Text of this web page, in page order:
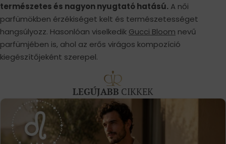
természetes és nagyon nyugtató hatású. A női
parfümökben érzékiséget kelt és természetességet
hangsúlyozz. Hasonlóan viselkedik Gucci Bloom nevű
parfümjében is, ahol az erős virágos kompozíció
kiegészítőjeként szerepel.
LEGÚJABB CIKKEK